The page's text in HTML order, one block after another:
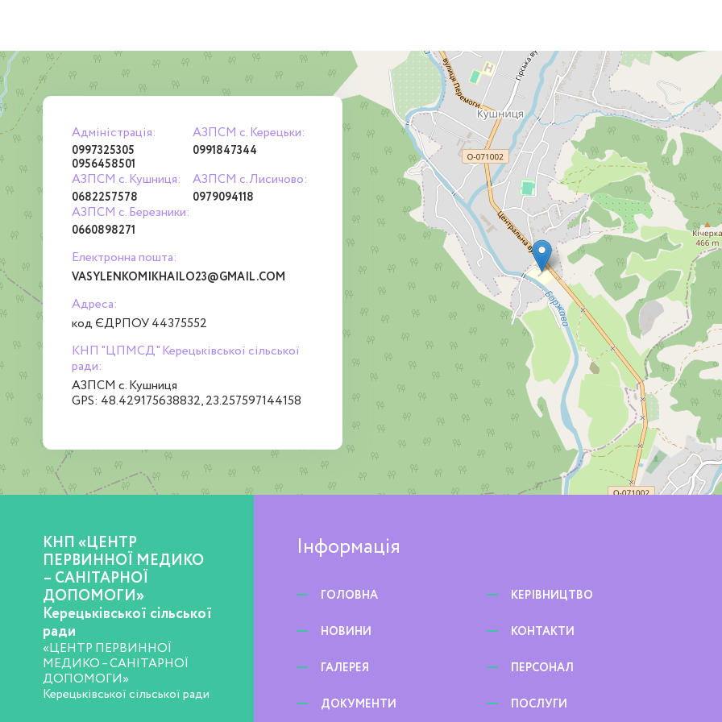
Адміністрація:
0997325305
0956458501
АЗПСМ с. Керецьки:
0991847344
АЗПСМ с. Кушниця:
0682257578
АЗПСМ с.Лисичово:
0979094118
АЗПСМ с. Березники:
0660898271
Електронна пошта:
VASYLENKOMIKHAILO23@GMAIL.COM
Адреса:
код ЄДРПОУ 44375552
КНП "ЦПМСД" Керецьківської сільської
ради:
АЗПСМ с. Кушниця
GPS: 48.429175638832, 23.257597144158
КНП «ЦЕНТР
ПЕРВИННОЇ МЕДИКО
– САНІТАРНОЇ
ДОПОМОГИ»
Керецьківської сільської
ради
«ЦЕНТР ПЕРВИННОЇ
МЕДИКО – САНІТАРНОЇ
ДОПОМОГИ»
Керецьківської сільської ради
Інформація
ГОЛОВНА
НОВИНИ
ГАЛЕРЕЯ
ДОКУМЕНТИ
КЕРІВНИЦТВО
КОНТАКТИ
ПЕРСОНАЛ
ПОСЛУГИ